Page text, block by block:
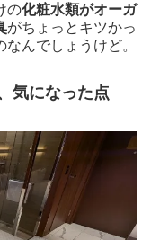
の化粧水類がオーガ
がちょっとキツかっ
んでしょうけど。
気になった点